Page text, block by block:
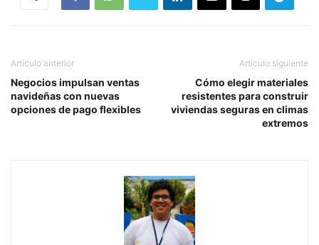
Artículo anterior
Negocios impulsan ventas
navideñas con nuevas
opciones de pago flexibles
Artículo siguiente
Cómo elegir materiales
resistentes para construir
viviendas seguras en climas
extremos